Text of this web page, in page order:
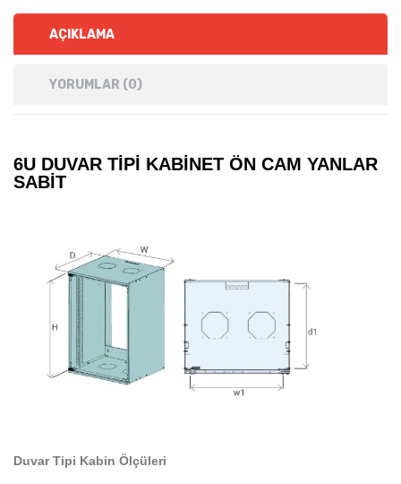
AÇIKLAMA
YORUMLAR (0)
6U DUVAR TIPI KABINET ÖN CAM YANLAR
SABIT
Duvar Tipi Kabin Ölçüleri